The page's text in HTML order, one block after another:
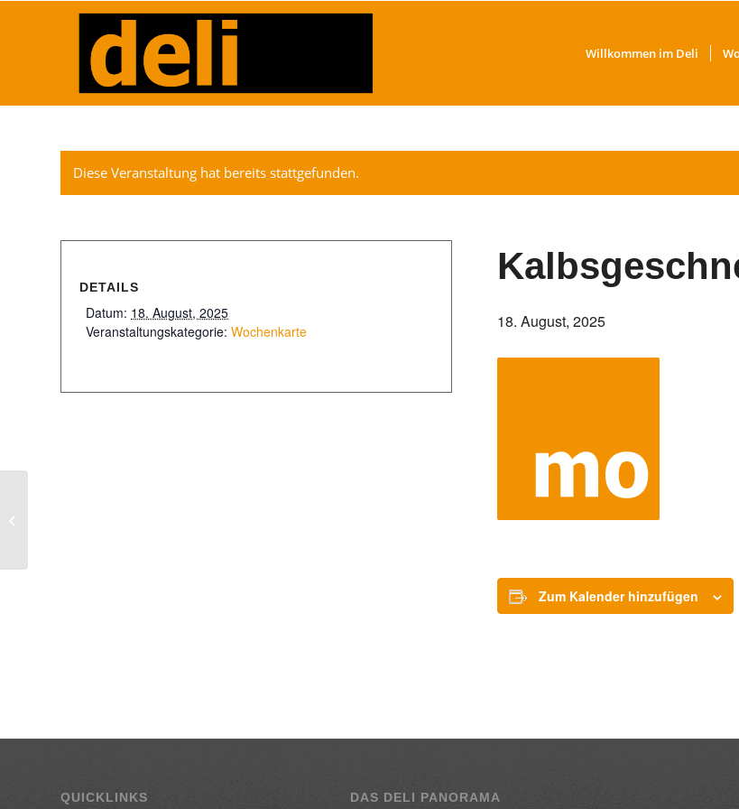
Willkommen im Deli
Diese Veranstaltung hat bereits stattgefunden.
18. August, 2025
Zum Kalender hinzufügen
DETAILS
Datum: 18. August, 2025
Veranstaltungskategorie: Wochenkarte
QUICKLINKS DAS DELI PANORAMA